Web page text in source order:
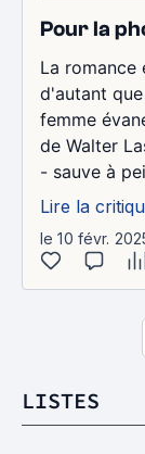
Pour la
La romance
d'autant
femme
de Walter
- sauve à
Lire la
le 10 févr.
LISTES